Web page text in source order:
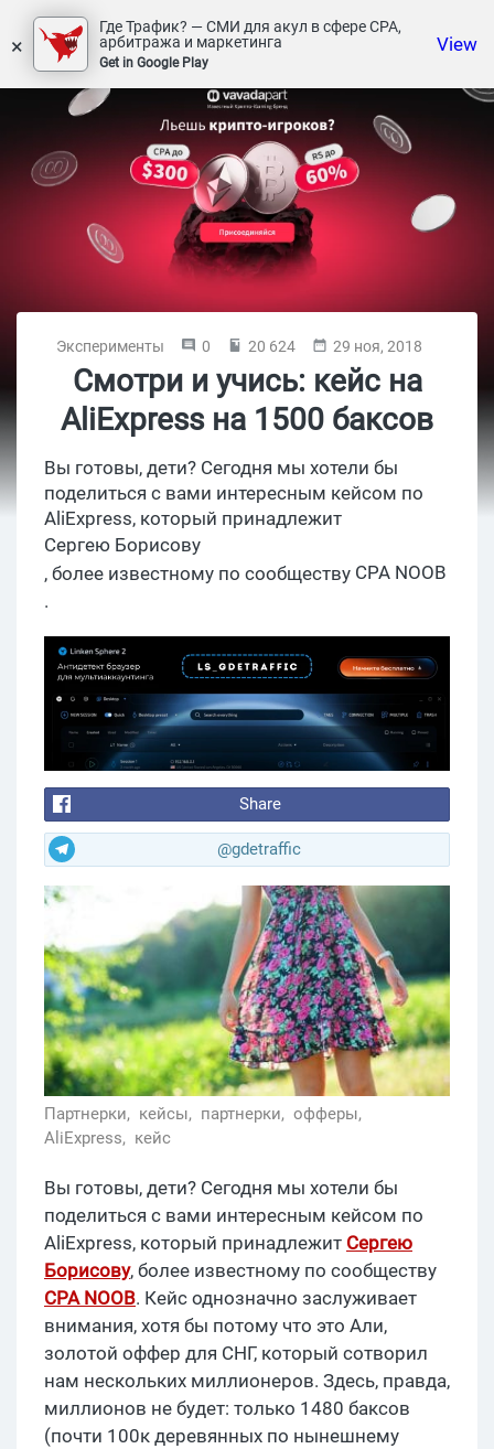
×
Где Трафик? — СМИ для акул в сфере СРА,
арбитража и маркетинга
Get in Google Play
View
Эксперименты 0 20 624 29 ноя, 2018
Смотри и учись: кейс на
AliExpress на 1500 баксов
Вы готовы, дети? Сегодня мы хотели бы
поделиться с вами интересным кейсом по
AliExpress, который принадлежит
Сергею Борисову
, более известному по сообществу CPA NOOB
.
Share
@gdetraffic
Партнерки, кейсы, партнерки, офферы,
AliExpress, кейс
Вы готовы, дети? Сегодня мы хотели бы
поделиться с вами интересным кейсом по
AliExpress, который принадлежит Сергею
Борисову, более известному по сообществу
CPA NOOB. Кейс однозначно заслуживает
внимания, хотя бы потому что это Али,
золотой оффер для СНГ, который сотворил
нам нескольких миллионеров. Здесь, правда,
миллионов не будет: только 1480 баксов
(почти 100к деревянных по нынешнему